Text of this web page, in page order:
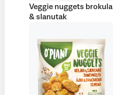
Veggie nuggets brokula
& slanutak